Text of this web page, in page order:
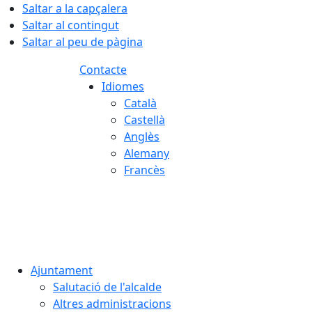
Saltar a la capçalera
Saltar al contingut
Saltar al peu de pàgina
Contacte
Idiomes
Català
Castellà
Anglès
Alemany
Francès
Ajuntament
Salutació de l'alcalde
Altres administracions